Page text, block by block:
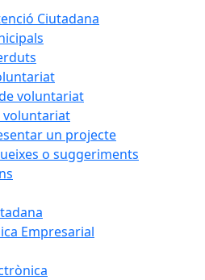
Ciutadana
voluntariat
voluntariat
un projecte
o suggeriments
Empresarial